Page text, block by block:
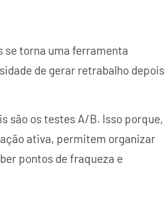
se torna uma ferramenta
de gerar retrabalho depois
são os testes A/B. Isso porque,
ativa, permitem organizar
pontos de fraqueza e